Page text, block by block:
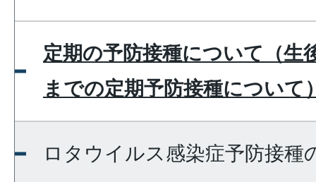
定期の予防接種について（生
までの定期予防接種について
ロタウイルス感染症予防接種